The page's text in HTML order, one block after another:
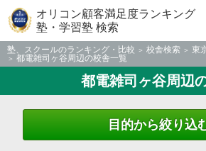
オリコン顧客満足度ランキング
塾・学習塾 検索
塾、スクールのランキング・比較 校舎検索
東
都電雑司ヶ谷周辺の校舎一覧
都電雑司ヶ谷周辺
目的から絞り込